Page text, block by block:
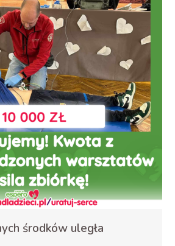
środków uległa